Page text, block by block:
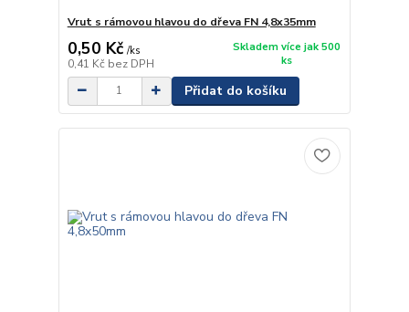
Vrut s rámovou hlavou do dřeva FN 4,8x35mm
0,50 Kč /ks
0,41 Kč bez DPH
Skladem více jak 500
ks
Přidat do košíku